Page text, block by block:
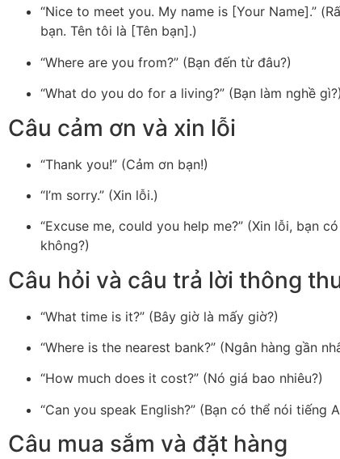
“Nice to meet you. My name is [Your Name].”
bạn. Tên tôi là [Tên bạn].)
“Where are you from?” (Bạn đến từ đâu?)
“What do you do for a living?” (Bạn làm nghề gì?)
Câu cảm ơn và xin lỗi
“Thank you!” (Cảm ơn bạn!)
“I’m sorry.” (Xin lỗi.)
“Excuse me, could you help me?” (Xin lỗi, bạn
không?)
Câu hỏi và câu trả lời thông
“What time is it?” (Bây giờ là mấy giờ?)
“Where is the nearest bank?” (Ngân hàng gần
“How much does it cost?” (Nó giá bao nhiêu?)
“Can you speak English?” (Bạn có thể nói tiếng
Câu mua sắm và đặt hàng